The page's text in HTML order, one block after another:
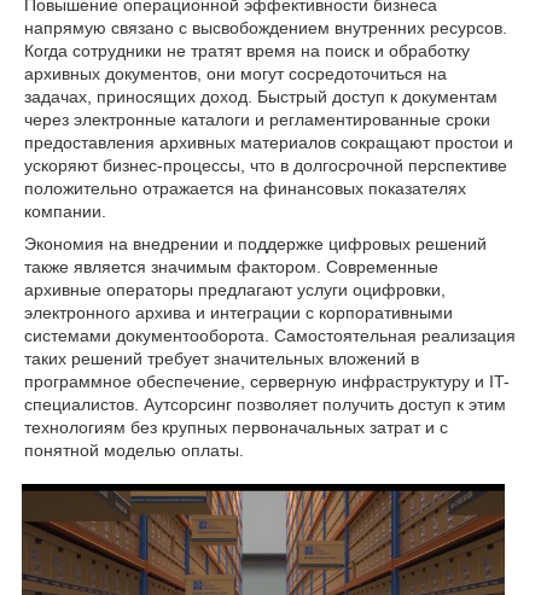
Повышение операционной эффективности бизнеса
напрямую связано с высвобождением внутренних ресурсов.
Когда сотрудники не тратят время на поиск и обработку
архивных документов, они могут сосредоточиться на
задачах, приносящих доход. Быстрый доступ к документам
через электронные каталоги и регламентированные сроки
предоставления архивных материалов сокращают простои и
ускоряют бизнес-процессы, что в долгосрочной перспективе
положительно отражается на финансовых показателях
компании.
Экономия на внедрении и поддержке цифровых решений
также является значимым фактором. Современные
архивные операторы предлагают услуги оцифровки,
электронного архива и интеграции с корпоративными
системами документооборота. Самостоятельная реализация
таких решений требует значительных вложений в
программное обеспечение, серверную инфраструктуру и IT-
специалистов. Аутсорсинг позволяет получить доступ к этим
технологиям без крупных первоначальных затрат и с
понятной моделью оплаты.